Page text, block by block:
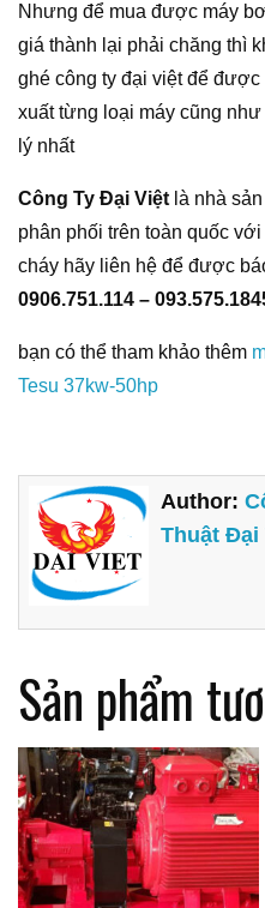
Nhưng để mua được máy
giá thành lại phải chăng thì
ghé công ty đại việt để
xuất từng loại máy cũng
lý nhất
Công Ty Đại Việt là nhà
phân phối trên toàn quốc
cháy hãy liên hệ để được
0906.751.114 –
bạn có thể tham khảo thêm
Tesu 37kw-50hp
Author:
Thuật Đại
Sản phẩm